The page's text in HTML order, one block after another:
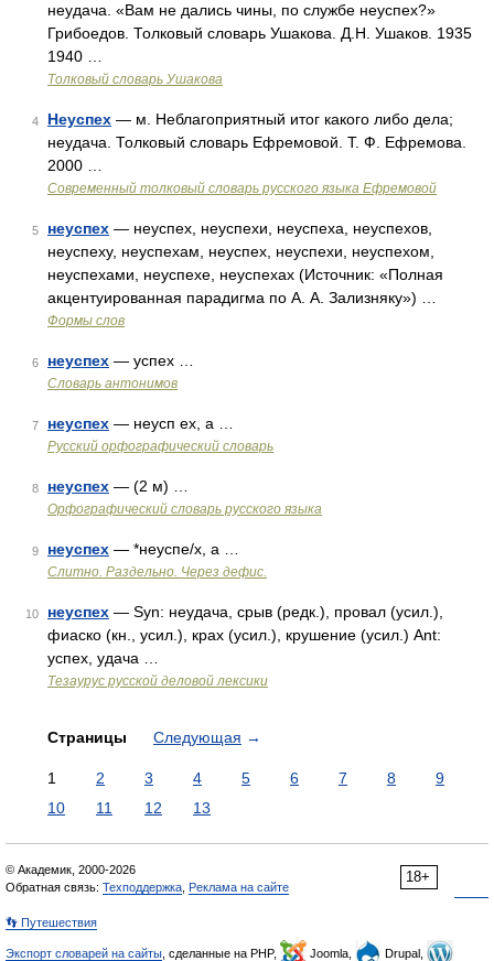
неудача. «Вам не дались чины, по службе неуспех?»
Грибоедов. Толковый словарь Ушакова. Д.Н. Ушаков. 1935
1940 …
Толковый словарь Ушакова
4 Неуспех — м. Неблагоприятный итог какого либо дела;
неудача. Толковый словарь Ефремовой. Т. Ф. Ефремова.
2000 …
Современный толковый словарь русского языка Ефремовой
5 неуспех — неуспех, неуспехи, неуспеха, неуспехов,
неуспеху, неуспехам, неуспех, неуспехи, неуспехом,
неуспехами, неуспехе, неуспехах (Источник: «Полная
акцентуированная парадигма по А. А. Зализняку») …
Формы слов
6 неуспех — успех …
Словарь антонимов
7 неуспех — неусп ех, а …
Русский орфографический словарь
8 неуспех — (2 м) …
Орфографический словарь русского языка
9 неуспех — *неуспе/х, а …
Слитно. Раздельно. Через дефис.
10 неуспех — Syn: неудача, срыв (редк.), провал (усил.),
фиаско (кн., усил.), крах (усил.), крушение (усил.) Ant:
успех, удача …
Тезаурус русской деловой лексики
Страницы Следующая →
1 2 3 4 5 6 7 8
9
10
11 12 13
18+
© Академик, 2000-2026
Обратная связь: Техподдержка Реклама на сайте
👣 Путешествия
Экспорт словарей на сайты , сделанные на PHP, Joomla,
Drupal,